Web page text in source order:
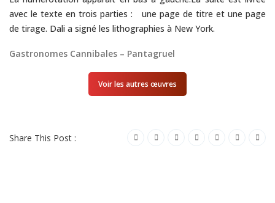
avec le texte en trois parties : une page de titre et une page
de tirage. Dali a signé les lithographies à New York.
Gastronomes Cannibales – Pantagruel
Voir les autres œuvres
Share This Post :